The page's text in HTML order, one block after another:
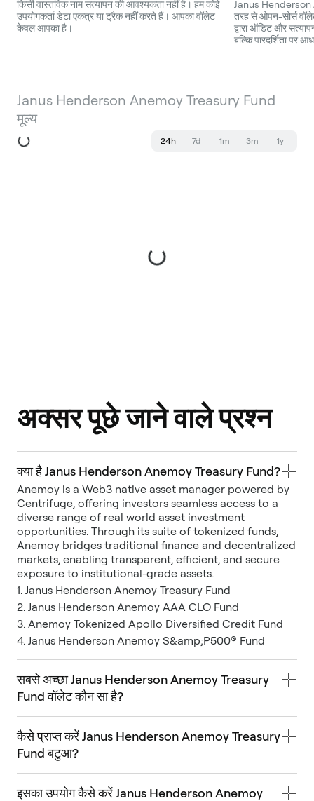
किसी वास्तविक नाम सत्यापन की आवश्यकता नहीं है। हम कोई
उपयोगकर्ता डेटा एकत्र या ट्रैक नहीं करते हैं। आपका वॉलेट
केवल आपका है।
Janus Henderson
तरह से ओपन-सोर्स
द्वारा ऑडिट और
बल्कि पारदर्शिता पर
Janus Henderson Anemoy Treasury Fund
मूल्य
24h 7d 1m 3m 1y
अक्सर पूछे जाने वाले प्रश्न
क्या है Janus Henderson Anemoy Treasury Fund?
Anemoy is a Web3 native asset manager powered by
Centrifuge, offering investors seamless access to a
diverse range of real world asset investment
opportunities. Through its suite of tokenized funds,
Anemoy bridges traditional finance and decentralized
markets, enabling transparent, efficient, and secure
exposure to institutional-grade assets.
1. Janus Henderson Anemoy Treasury Fund
2. Janus Henderson Anemoy AAA CLO Fund
3. Anemoy Tokenized Apollo Diversified Credit Fund
4. Janus Henderson Anemoy S&amp;P500® Fund
सबसे अच्छा Janus Henderson Anemoy Treasury
Fund वॉलेट कौन सा है?
कैसे प्राप्त करें Janus Henderson Anemoy Treasury
Fund बटुआ?
इसका उपयोग कैसे करें Janus Henderson Anemoy